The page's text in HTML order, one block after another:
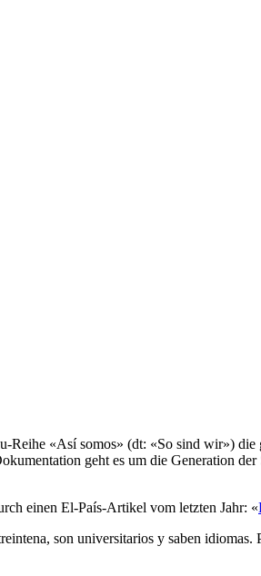
Reihe «Así somos» (dt: «So sind wir») die
geht es um die Generation
einen El-País-Artikel vom letzten Jahr: «
son universitarios y saben